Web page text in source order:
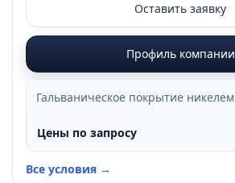
Оставить заявку
Профиль компании
Гальваническое покрытие никелем
Цены по запросу
Все условия →